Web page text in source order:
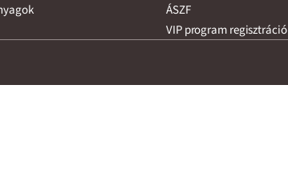
ÁSZF
VIP program regisztráció